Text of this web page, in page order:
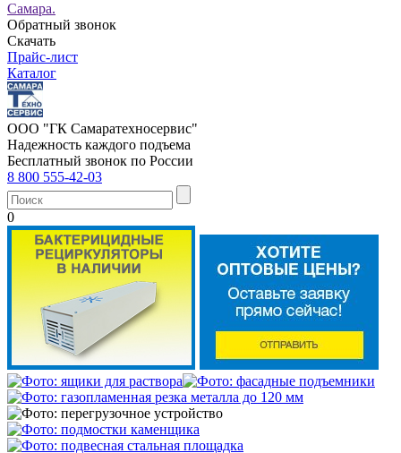
Самара.
Обратный звонок
Скачать
Прайс-лист
Каталог
ООО "ГК Самаратехносервис"
Надежность каждого подъема
Бесплатный звонок по России
8 800 555-42-03
0